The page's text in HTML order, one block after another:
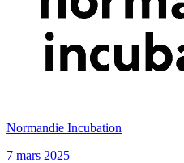
Normandie Incubation
7 mars 2025